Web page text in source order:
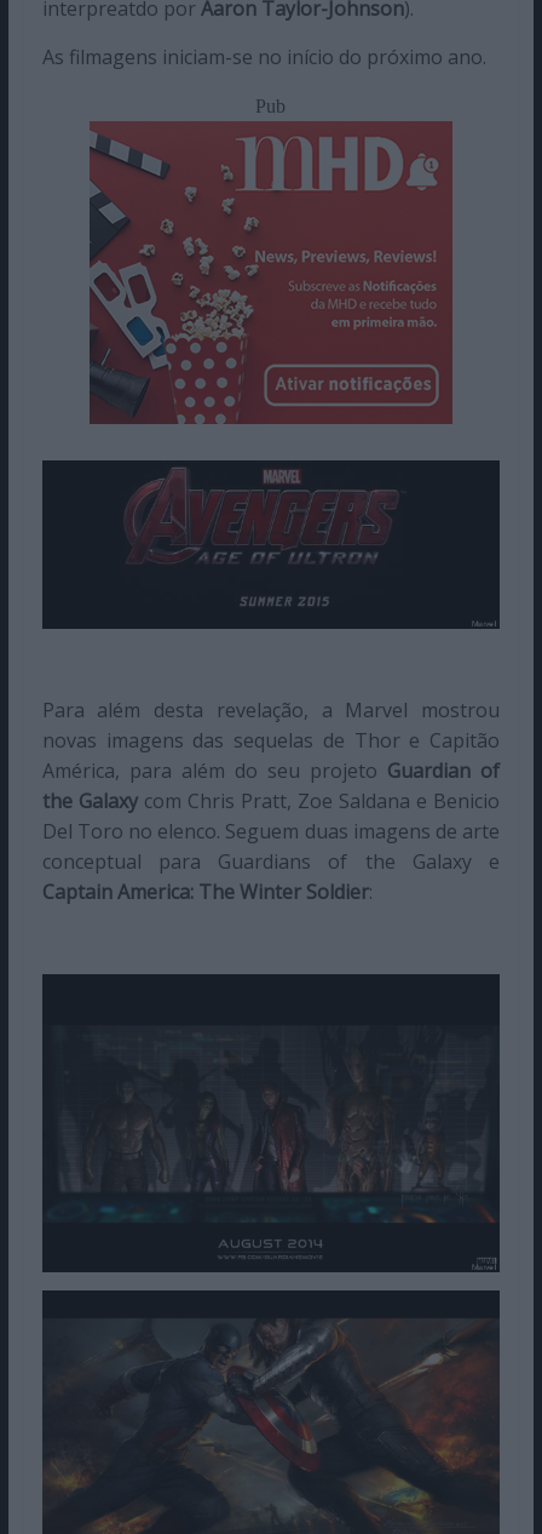
interpreatdo porAaron Taylor-Johnson).
As filmagens iniciam-se no início do próximo ano.
Pub
Para além desta revelação, a Marvel mostrou
novas imagens das sequelas de Thor e Capitão
América, para além do seu projeto Guardian of
the Galaxycom Chris Pratt, Zoe Saldana e Benicio
Del Toro no elenco. Seguem duas imagens de arte
conceptual para Guardians of the Galaxy e
Captain America: The Winter Soldier: